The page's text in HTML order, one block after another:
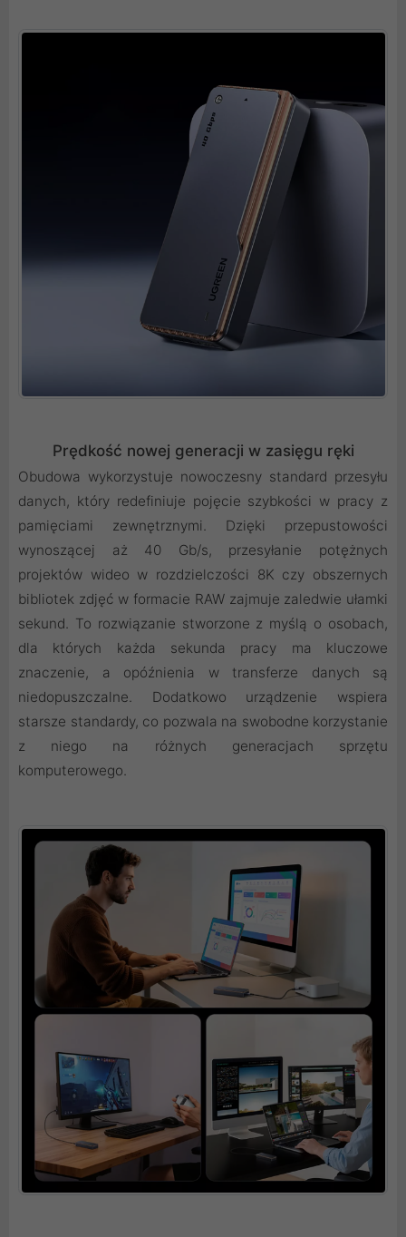
Prędkość nowej generacji w zasięgu ręki
Obudowa wykorzystuje nowoczesny standard przesyłu
danych, który redefiniuje pojęcie szybkości w pracy z
pamięciami zewnętrznymi. Dzięki przepustowości
wynoszącej aż 40 Gb/s, przesyłanie potężnych
projektów wideo w rozdzielczości 8K czy obszernych
bibliotek zdjęć w formacie RAW zajmuje zaledwie ułamki
sekund. To rozwiązanie stworzone z myślą o osobach,
dla których każda sekunda pracy ma kluczowe
znaczenie, a opóźnienia w transferze danych są
niedopuszczalne. Dodatkowo urządzenie wspiera
starsze standardy, co pozwala na swobodne korzystanie
z niego na różnych generacjach sprzętu
komputerowego.